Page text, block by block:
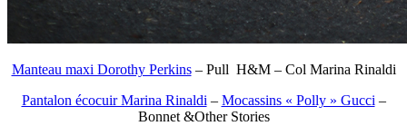
Manteau maxi Dorothy Perkins– Pull H&M – Col Marina Rinaldi
Pantalon écocuir Marina Rinaldi – Mocassins « Polly » Gucci –
Bonnet &Other Stories